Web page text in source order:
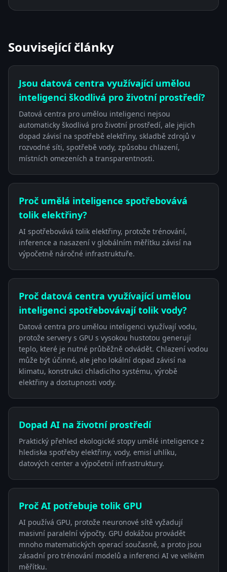
Související články
Jsou datová centra využívající umělou
inteligenci škodlivá pro životní prostředí?
Datová centra pro umělou inteligenci nejsou
automaticky škodlivá pro životní prostředí, ale jejich
dopad závisí na spotřebě elektřiny, skladbě zdrojů v
rozvodné síti, spotřebě vody, způsobu chlazení,
místních omezeních a transparentnosti.
Proč umělá inteligence spotřebovává
tolik elektřiny?
AI spotřebovává tolik elektřiny, protože trénování,
inference a nasazení v globálním měřítku závisí na
výpočetně náročné infrastruktuře.
Proč datová centra využívající umělou
inteligenci spotřebovávají tolik vody?
Datová centra pro umělou inteligenci využívají vodu,
protože servery s GPU s vysokou hustotou generují
teplo, které je nutné průběžně odvádět. Chlazení vodou
může být účinné, ale jeho lokální dopad závisí na
klimatu, konstrukci chladicího systému, výrobě
elektřiny a dostupnosti vody.
Dopad AI na životní prostředí
Praktický přehled ekologické stopy umělé inteligence z
hlediska spotřeby elektřiny, vody, emisí uhlíku,
datových center a výpočetní infrastruktury.
Proč AI potřebuje tolik GPU
AI používá GPU, protože neuronové sítě vyžadují
masivní paralelní výpočty. GPU dokážou provádět
mnoho matematických operací současně, a proto jsou
zásadní pro trénování modelů a inferenci AI ve velkém
měřítku.